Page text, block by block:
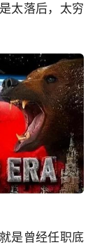
太落后，太穷
是曾经任职底